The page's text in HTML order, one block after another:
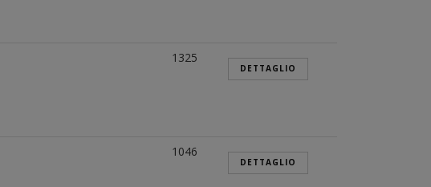
1325
DETTAGLIO
1046
DETTAGLIO